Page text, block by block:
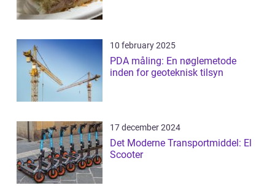
10 february 2025
PDA måling: En nøglemetode
inden for geoteknisk tilsyn
17 december 2024
Det Moderne Transportmiddel: El
Scooter